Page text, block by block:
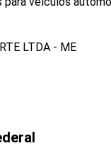
LTDA - ME